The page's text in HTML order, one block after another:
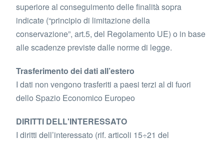
superiore al conseguimento delle finalità sopra
indicate (“principio di limitazione della
conservazione”, art.5, del Regolamento UE) o in base
alle scadenze previste dalle norme di legge.
Trasferimento dei dati all’estero
I dati non vengono trasferiti a paesi terzi al di fuori
dello Spazio Economico Europeo
DIRITTI DELL'INTERESSATO
I diritti dell’interessato (rif. articoli 15÷21 del